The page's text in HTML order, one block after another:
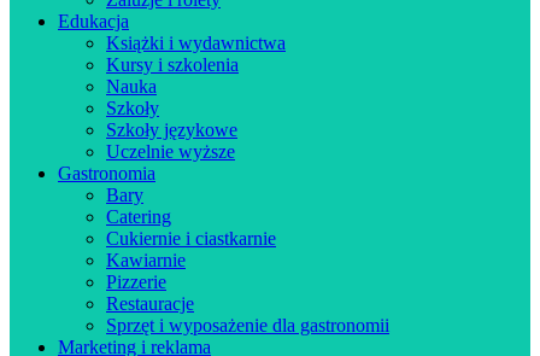
Edukacja
Książki i wydawnictwa
Kursy i szkolenia
Nauka
Szkoły
Szkoły językowe
Uczelnie wyższe
Gastronomia
Bary
Catering
Cukiernie i ciastkarnie
Kawiarnie
Pizzerie
Restauracje
Sprzęt i wyposażenie dla gastronomii
Marketing i reklama